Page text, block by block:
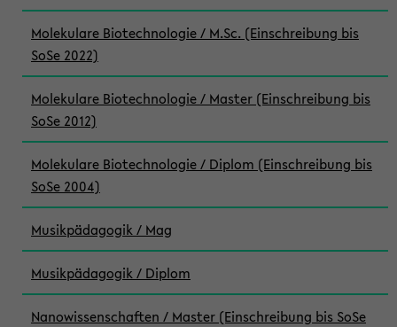
Molekulare Biotechnologie / M.Sc. (Einschreibung bis
SoSe 2022)
Molekulare Biotechnologie / Master (Einschreibung bis
SoSe 2012)
Molekulare Biotechnologie / Diplom (Einschreibung bis
SoSe 2004)
Musikpädagogik / Mag
Musikpädagogik / Diplom
Nanowissenschaften / Master (Einschreibung bis SoSe